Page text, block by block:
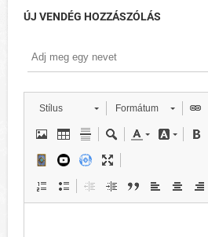
ÚJ VENDÉG HOZZÁSZÓLÁS
Stílus Formátum